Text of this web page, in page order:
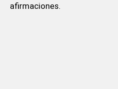
afirmaciones.